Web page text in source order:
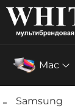
Mac
Samsung